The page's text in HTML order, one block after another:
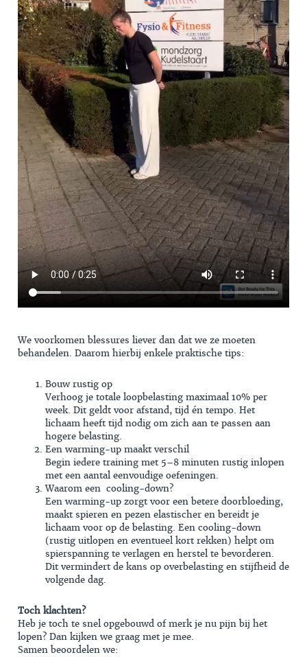
We voorkomen blessures liever dan dat we ze moeten
behandelen. Daarom hierbij enkele praktische tips:
Bouw rustig op
Verhoog je totale loopbelasting maximaal 10% per
week. Dit geldt voor afstand, tijd én tempo. Het
lichaam heeft tijd nodig om zich aan te passen aan
hogere belasting.
Een warming-up maakt verschil
Begin iedere training met 5–8 minuten rustig inlopen
met een aantal eenvoudige oefeningen.
Waarom een cooling-down?
Een warming-up zorgt voor een betere doorbloeding,
maakt spieren en pezen elastischer en bereidt je
lichaam voor op de belasting. Een cooling-down
(rustig uitlopen en eventueel kort rekken) helpt om
spierspanning te verlagen en herstel te bevorderen.
Dit vermindert de kans op overbelasting en stijfheid de
volgende dag.
Toch klachten?
Heb je toch te snel opgebouwd of merk je nu pijn bij het
lopen? Dan kijken we graag met je mee.
Samen beoordelen we: